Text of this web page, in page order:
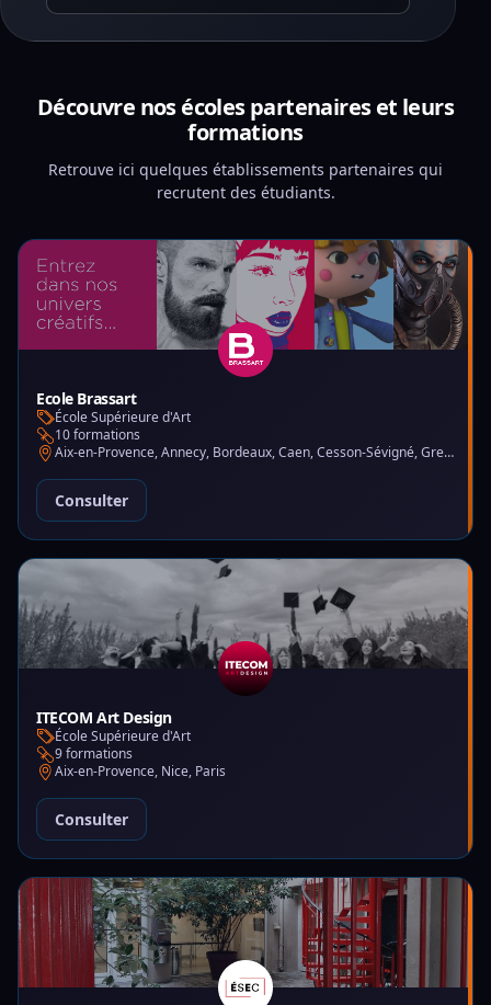
Découvre nos écoles partenaires et leurs
formations
Retrouve ici quelques établissements partenaires qui
recrutent des étudiants.
Ecole Brassart
École Supérieure d'Art
10 formations
Aix-en-Provence, Annecy, Bordeaux, Caen, Cesson-Sévigné, Grenoble, Lille, Lyon, Montpellier, Nantes, Nice, Paris, Toulouse, Tours
Consulter
ITECOM Art Design
École Supérieure d'Art
9 formations
Aix-en-Provence, Nice, Paris
Consulter